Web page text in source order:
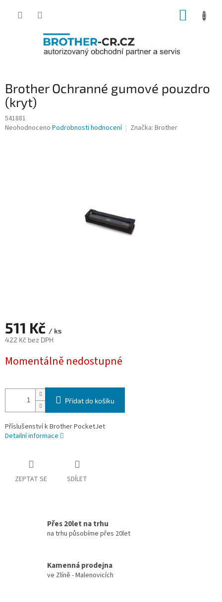
Brother Ochranné gumové pouzdro
(kryt)
541881
Průměrné
Neohodnoceno Podrobnosti hodnocení Značka: Brother
511 Kč / ks
422 Kč bez DPH
cena:
Momentálně nedostupné
Přidat do košíku
Příslušenství k Brother PocketJet
Detailní informace
ZEPTAT SE SDÍLET
Přes 20let na trhu
na trhu působíme přes 20let
Kamenná prodejna
ve Zlíně - Malenovicích